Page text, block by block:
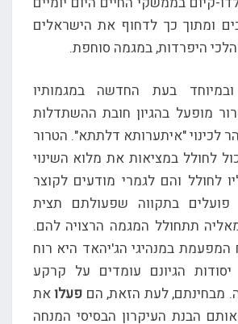
ומתוך כך לדחוף את הישראלים
היפרדות, במגמה סוחפת.
בעת החדשה במגמותיו
מופעל בהגיון חובת ההשתדלות
לכינוי "איתערותא דלתתא". הטרור
לחולל במציאות את מלוא השינוי
לחולל והם לגמרי מודעים לקוצר
בתקווה שפעולתם תצית
תתחולל המגמה הרצויה להם.
במנהיגי הג'יהאד היא רוח
הגיונם עומדים על קרקע
מבחינתם, לעת הזאת, הם פעלואת
הבנת העיקרון הבסיסי המנחה